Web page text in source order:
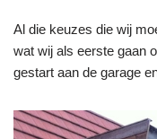
Al die keuzes die wij
wat wij als eerste gaan
gestart aan de garage